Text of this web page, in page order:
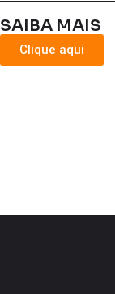
SAIBA MAIS
Clique aqui